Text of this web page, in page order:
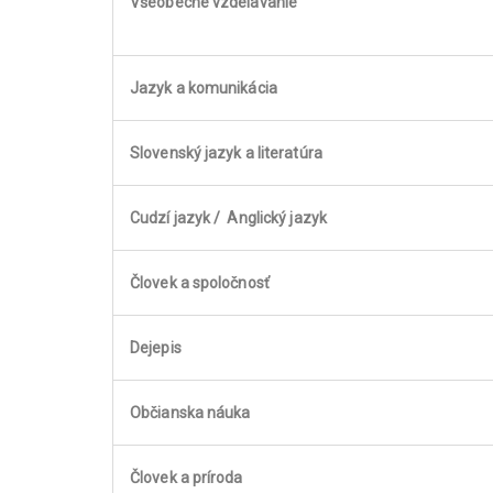
Jazyk a komunikácia
Slovenský jazyk a literatúra
Cudzí jazyk / Anglický jazyk
Človek a spoločnosť
Dejepis
Občianska náuka
Človek a príroda